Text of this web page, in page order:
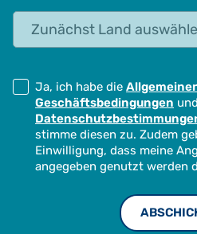
Status
Ja, ich habe die
Geschäftsbedingungen
stimme diesen zu. Zudem
Einwilligung, dass meine
angegeben genutzt werden